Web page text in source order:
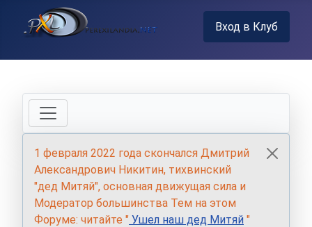
Вход в Клуб
1 февраля 2022 года скончался Дмитрий
Александрович Никитин, тихвинский
"дед Митяй", основная движущая сила и
Модератор большинства Тем на этом
Форуме: читайте " Ушел наш дед Митяй "